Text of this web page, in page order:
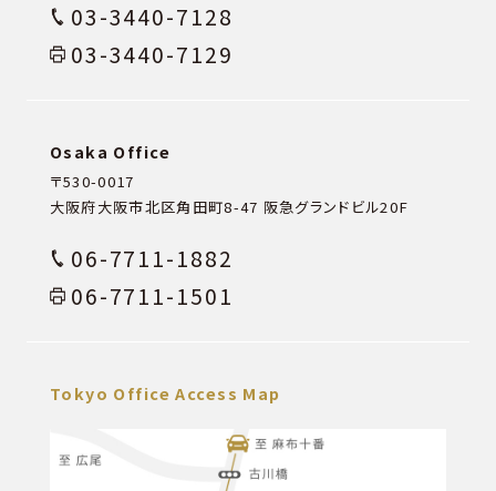
03-3440-7128
03-3440-7129
Osaka Office
〒530-0017
大阪府大阪市北区角田町8-47 阪急グランドビル20F
06-7711-1882
06-7711-1501
Tokyo Office Access Map